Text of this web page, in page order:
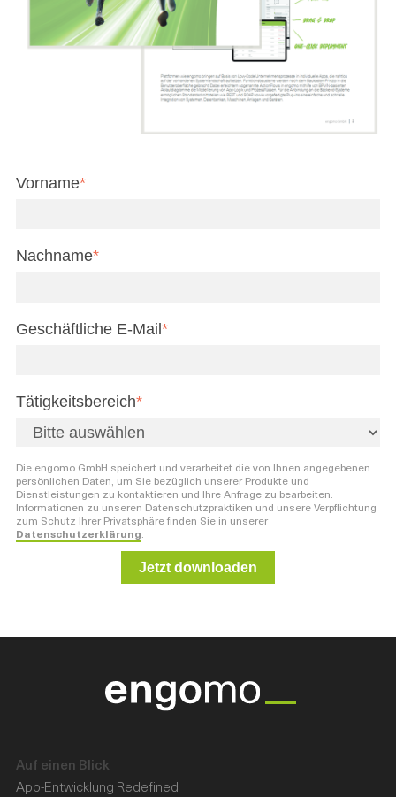
Vorname*
Nachname*
Geschäftliche E-Mail*
Tätigkeitsbereich*
Die engomo GmbH speichert und verarbeitet die von Ihnen angegebenen
persönlichen Daten, um Sie bezüglich unserer Produkte und
Dienstleistungen zu kontaktieren und Ihre Anfrage zu bearbeiten.
Informationen zu unseren Datenschutzpraktiken und unsere Verpflichtung
zum Schutz Ihrer Privatsphäre finden Sie in unserer
Datenschutzerklärung.
Auf einen Blick
App-Entwicklung Redefined